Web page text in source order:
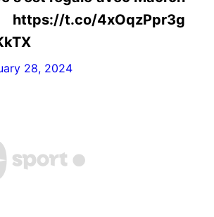
4xOqzPpr3g
28, 2024